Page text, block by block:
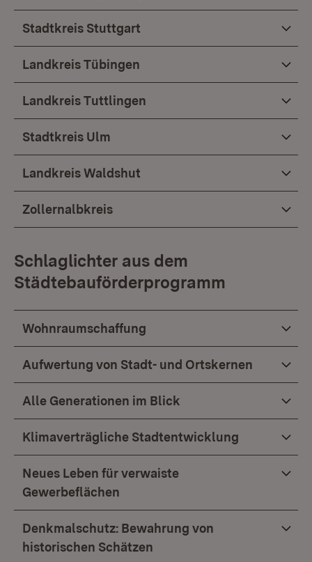
Stadtkreis Stuttgart
Landkreis Tübingen
Landkreis Tuttlingen
Stadtkreis Ulm
Landkreis Waldshut
Zollernalbkreis
Schlaglichter aus dem
Städtebauförderprogramm
Wohnraumschaffung
Aufwertung von Stadt- und Ortskernen
Alle Generationen im Blick
Klimaverträgliche Stadtentwicklung
Neues Leben für verwaiste
Gewerbeflächen
Denkmalschutz: Bewahrung von
historischen Schätzen